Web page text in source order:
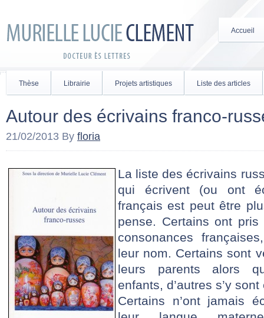
Accueil
Thèse Librairie Projets artistiques Liste des articles
Autour des écrivains franco-
21/02/2013 By floria
La liste des écrivains
qui écrivent (ou ont
français est peut être
pense. Certains ont
consonances
leur nom. Certains sont
leurs parents alors
enfants, d’autres s’y
Certains n’ont jamais